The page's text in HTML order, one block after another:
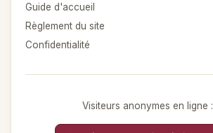
Guide d'accueil
Règlement du site
Confidentialité
Visiteurs anonymes en ligne :